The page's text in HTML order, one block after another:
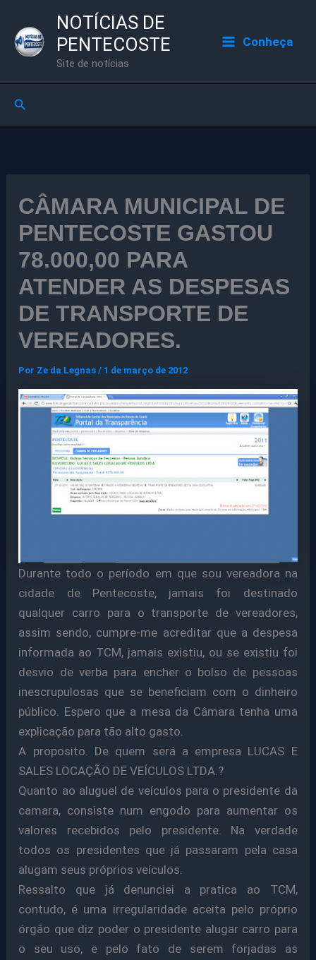
para
NOTÍCIAS DE
PENTECOSTE
Site de notícias
Conheça
Pesquisar
CÂMARA MUNICIPAL DE
PENTECOSTE GASTOU
78.000,00 PARA
ATENDER AS DESPESAS
DE TRANSPORTE DE
VEREADORES.
Por Ze da Legnas/ 1 de março de 2012
Durante todo o período em que sou vereadora na
cidade de Pentecoste, jamais foi destinado
qualquer carro para o transporte de vereadores,
assim sendo, cumpre-me acreditar que a despesa
informada ao TCM, jamais existiu, ou se existiu foi
desvio de verba para encher o bolso de pessoas
inescrupulosas que se beneficiam com o dinheiro
público. Espero que a mesa da Câmara tenha uma
explicação para tão alto gasto.
A proposito. De quem será a empresa LUCAS E
SALES LOCAÇÃO DE VEÍCULOS LTDA.?
Quanto ao aluguel de veículos para o presidente da
camara, consiste num engodo para aumentar os
valores recebidos pelo presidente. Na verdade
todos os presidentes que já passaram pela casa
alugam seus próprios veículos.
Ressalto que já denunciei a pratica ao TCM,
contudo, é uma irregularidade aceita pelo próprio
órgão que diz poder o presidente alugar carro para
o seu uso, e pelo fato de serem forjadas as